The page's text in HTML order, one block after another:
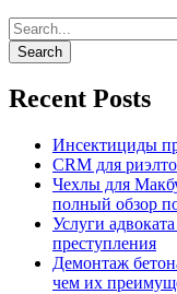
Recent Posts
Инсектициды
CRM для
Чехлы для
полный обзор
Услуги
преступления
Демонтаж
чем их